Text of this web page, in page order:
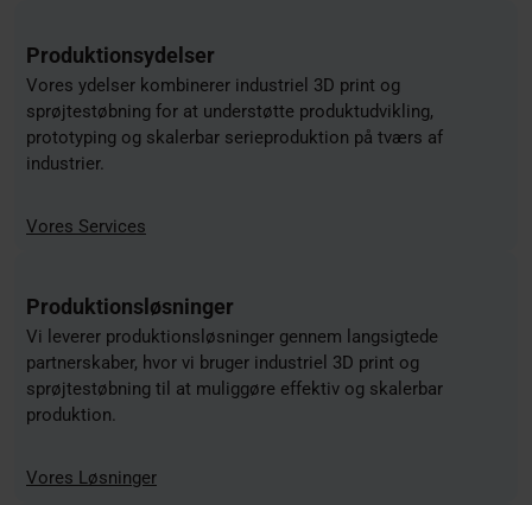
Produktionsydelser
Vores ydelser kombinerer industriel 3D print og
sprøjtestøbning for at understøtte produktudvikling,
prototyping og skalerbar serieproduktion på tværs af
industrier.
Vores Services
Produktionsløsninger
Vi leverer produktionsløsninger gennem langsigtede
partnerskaber, hvor vi bruger industriel 3D print og
sprøjtestøbning til at muliggøre effektiv og skalerbar
produktion.
Vores Løsninger